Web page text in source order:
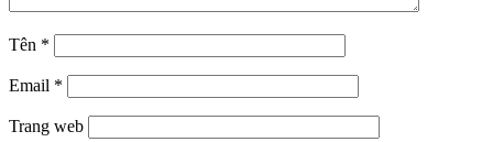
Tên *
Email *
Trang web